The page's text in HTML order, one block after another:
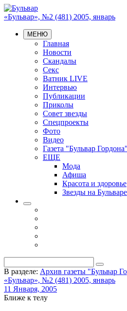
«Бульвар», №2 (481) 2005, январь
МЕНЮ
Главная
Новости
Скандалы
Секс
Ватник LIVE
Интервью
Публикации
Приколы
Совет звезды
Спецпроекты
Фото
Видео
Газета "Бульвар Гордона"
ЕЩЕ
Мода
Афиша
Красота и здоровье
Звезды на Бульваре
В разделе: Архив газеты "Бульвар
«Бульвар», №2 (481) 2005, январь
11 Января, 2005
Ближе к телу